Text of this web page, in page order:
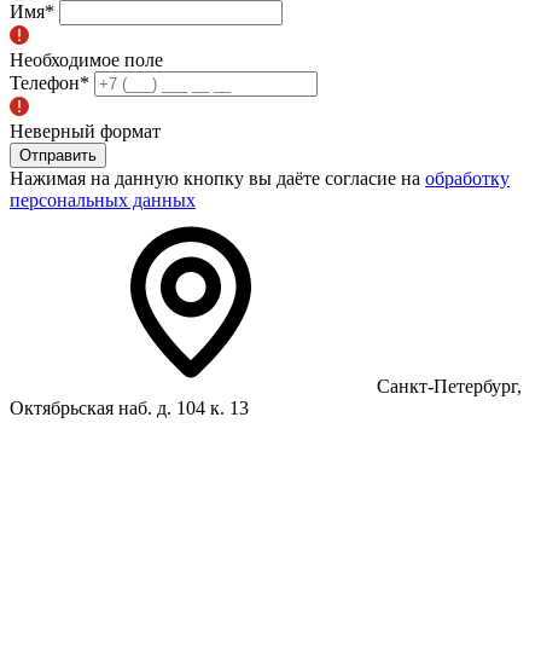
Имя*
Необходимое поле
Телефон*
Неверный формат
Отправить
Нажимая на данную кнопку вы даёте согласие на обработку
персональных данных
Санкт-Петербург,
Октябрьская наб. д. 104 к. 13